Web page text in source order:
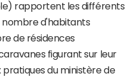
rapportent les différents
nombre d'habitants
de résidences
figurant sur leur
du ministère de